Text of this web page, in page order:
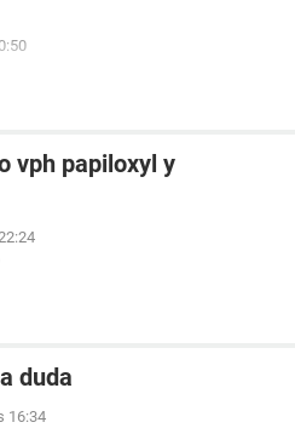
vph papiloxyl y
duda
16:34